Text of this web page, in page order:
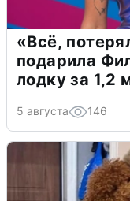
«Всё,
подарила
лодку за 1,2
5 августа 146